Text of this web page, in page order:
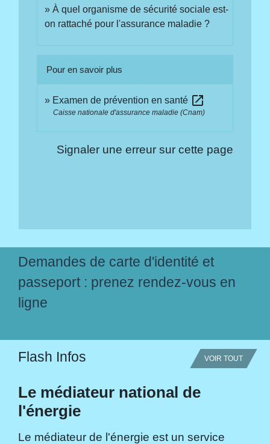
À quel organisme de sécurité sociale est-
on rattaché pour l'assurance maladie ?
Pour en savoir plus
Examen de prévention en santé open_in_new
Caisse nationale d'assurance maladie (Cnam)
Signaler une erreur sur cette page
Demandes de carte d'identité et
passeport : prenez rendez-vous en
ligne
Flash Infos VOIR TOUT
Le médiateur national de
l'énergie
Le médiateur de l'énergie est un service